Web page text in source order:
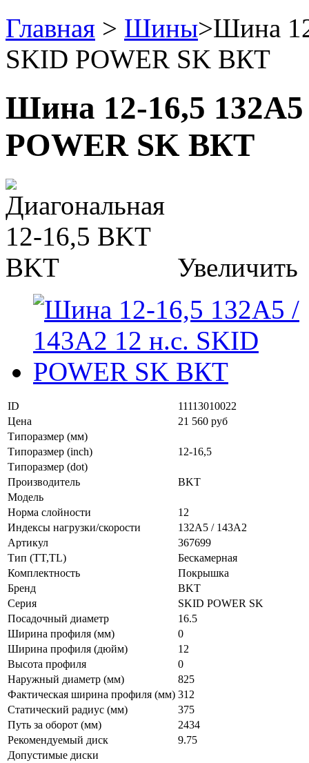
Главная > Шины>Шина
SKID POWER SK ВКТ
Шина 12-16,5
POWER SK ВКТ
Увеличить
ID
11113010022
Цена
21 560 руб
Типоразмер (мм)
Типоразмер (inch)
12-16,5
Типоразмер (dot)
Производитель
BKT
Модель
Норма слойности
12
Индексы нагрузки/скорости
132A5 / 143A2
Артикул
367699
Тип (TT,TL)
Бескамерная
Комплектность
Покрышка
Бренд
BKT
Серия
SKID POWER SK
Посадочный диаметр
16.5
Ширина профиля (мм)
0
Ширина профиля (дюйм)
12
Высота профиля
0
Наружный диаметр (мм)
825
Фактическая ширина профиля (мм) 312
Статический радиус (мм)
375
Путь за оборот (мм)
2434
Рекомендуемый диск
9.75
Допустимые диски